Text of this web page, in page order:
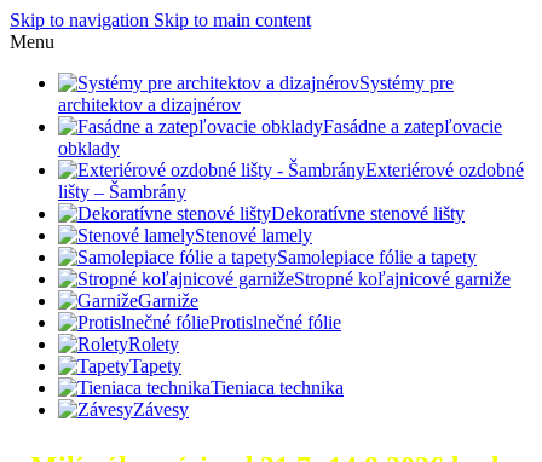
Skip to navigation Skip to main content
Menu
Systémy pre
architektov a dizajnérov
Fasádne a zatepľovacie
obklady
Exteriérové ozdobné
lišty – Šambrány
Dekoratívne stenové lišty
Stenové lamely
Samolepiace fólie a tapety
Stropné koľajnicové garniže
Garniže
Protislnečné fólie
Rolety
Tapety
Tieniaca technika
Závesy